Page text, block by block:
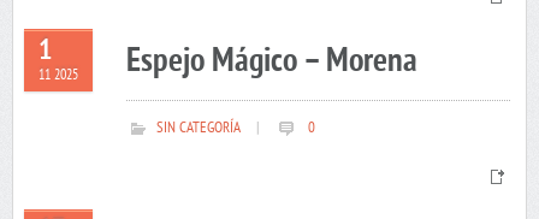
1
11 2025 Espejo Mágico – Morena
SIN CATEGORÍA 0